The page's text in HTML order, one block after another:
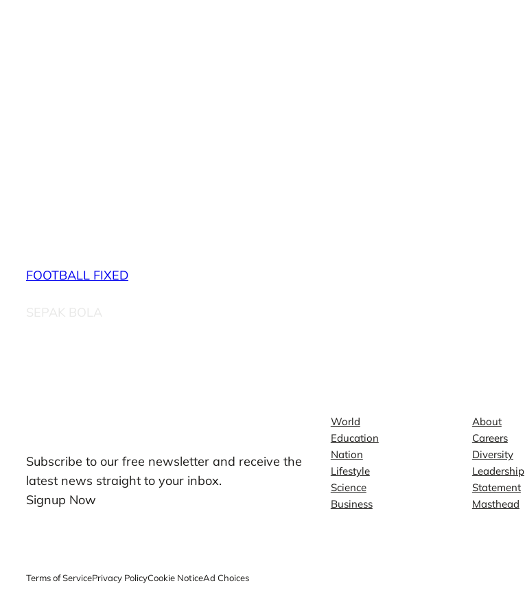
FOOTBALL FIXED
SEPAK BOLA
Subscribe to our free newsletter and receive the
latest news straight to your inbox.
Signup Now
World
Education
Nation
Lifestyle
Science
Business
About
Careers
Diversity
Leadership
Statement
Masthead
Terms of ServicePrivacy PolicyCookie NoticeAd Choices